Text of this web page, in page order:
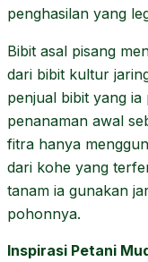
penghasilan yang
Bibit asal pisang
dari bibit kultur
penjual bibit yang ia
penanaman awal
fitra hanya
dari kohe yang
tanam ia gunakan
pohonnya.
Inspirasi Petani